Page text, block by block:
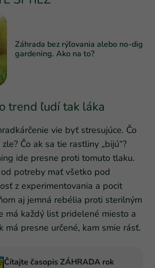
Záhrada bez rýľovania alebo no-dig
gardening. Ako na to?
trend ľudí tak láka
vie byť stresujúce. Čo
Čo ak sa tie rastliny „bijú“?
ide presne proti tomuto tlaku.
potreby mať všetko pod
z experimentovania a pocit
aj jemná rebélia proti sterilným
má každý list pridelené miesto a
má presne určené, kam smie rásť.
Čítajte časopis ZÁHRADA rok